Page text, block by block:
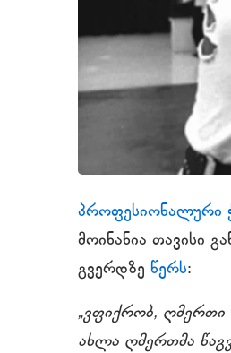
პროფესიონალური
მოინანია თავისი
გვერდზე წერს:
„ვფიქრობ, ღმერთი
ახლა ღმერთმა